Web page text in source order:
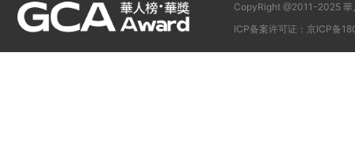
CopyRight @2011-2025 華
ICP备案许可证：京ICP备